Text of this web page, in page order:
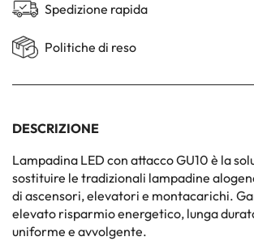
Spedizione rapida
Politiche di reso
DESCRIZIONE
Lampadina LED con attacco GU10 è la
sostituire le tradizionali lampadine
di ascensori, elevatori e montacarichi.
elevato risparmio energetico, lunga
uniforme e avvolgente.